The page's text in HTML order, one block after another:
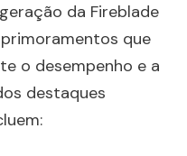
da Fireblade
que
o desempenho e a
destaques